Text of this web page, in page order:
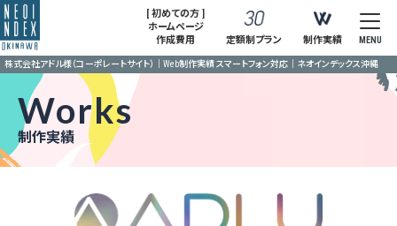
[ 初めての方 ]
ホームページ
作成費用
定額制プラン 制作実績 MENU
株式会社アドル様（コーポレートサイト）｜Web制作実績 スマートフォン対応｜ネオインデックス沖縄
Works
制作実績